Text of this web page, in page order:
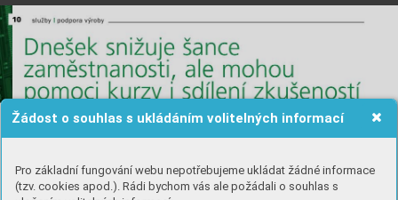
Žádost o souhlas s ukládáním volitelných informací
Pro základní fungování webu nepotřebujeme ukládat žádné informace
(tzv. cookies apod.). Rádi bychom vás ale požádali o souhlas s